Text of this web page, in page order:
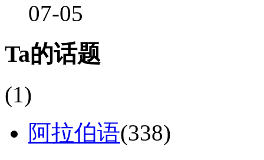
07-05
Ta的话题
(1)
阿拉伯语(338)